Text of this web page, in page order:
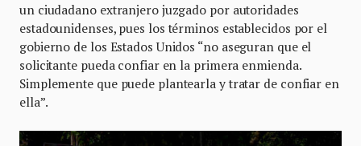
un ciudadano extranjero juzgado por autoridades
estadounidenses, pues los términos establecidos por el
gobierno de los Estados Unidos “no aseguran que el
solicitante pueda confiar en la primera enmienda.
Simplemente que puede plantearla y tratar de confiar en
ella”.